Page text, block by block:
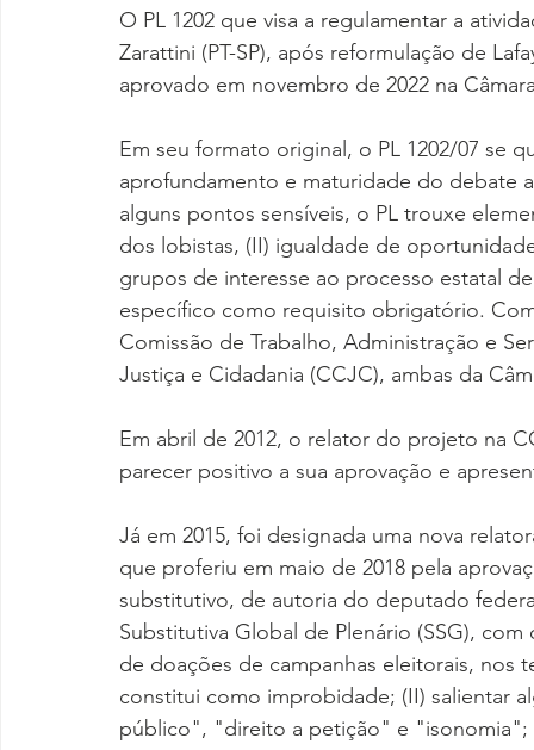
O PL 1202 que visa a regulamentar a
Zarattini (PT-SP), após reformulação de
aprovado em novembro de 2022 na
Em seu formato original, o PL 1202/07 se
aprofundamento e maturidade do debate
alguns pontos sensíveis, o PL trouxe
dos lobistas, (II) igualdade de
grupos de interesse ao processo estatal
específico como requisito obrigatório.
Comissão de Trabalho, Administração e
Justiça e Cidadania (CCJC), ambas da
Em abril de 2012, o relator do projeto na
parecer positivo a sua aprovação e
Já em 2015, foi designada uma nova
que proferiu em maio de 2018 pela
substitutivo, de autoria do deputado
Substitutiva Global de Plenário (SSG),
de doações de campanhas eleitorais, nos
constitui como improbidade; (II) salientar
público", "direito a petição" e "isonomia";